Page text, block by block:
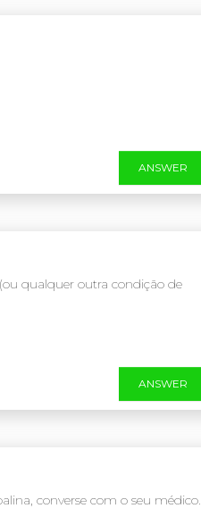
ANSWER
qualquer outra condição de
ANSWER
converse com o seu médico.